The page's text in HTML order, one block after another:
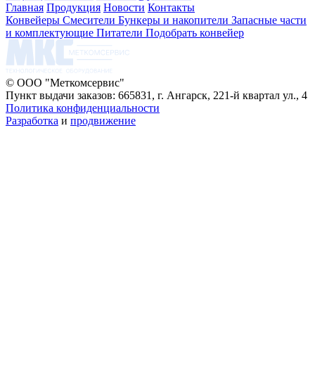
Главная Продукция Новости Контакты
Конвейеры Смесители Бункеры и накопители Запасные части
и комплектующие Питатели Подобрать конвейер
© ООО "Меткомсервис"
Пункт выдачи заказов: 665831, г. Ангарск, 221-й квартал ул., 4
Политика конфиденциальности
Разработка и продвижение